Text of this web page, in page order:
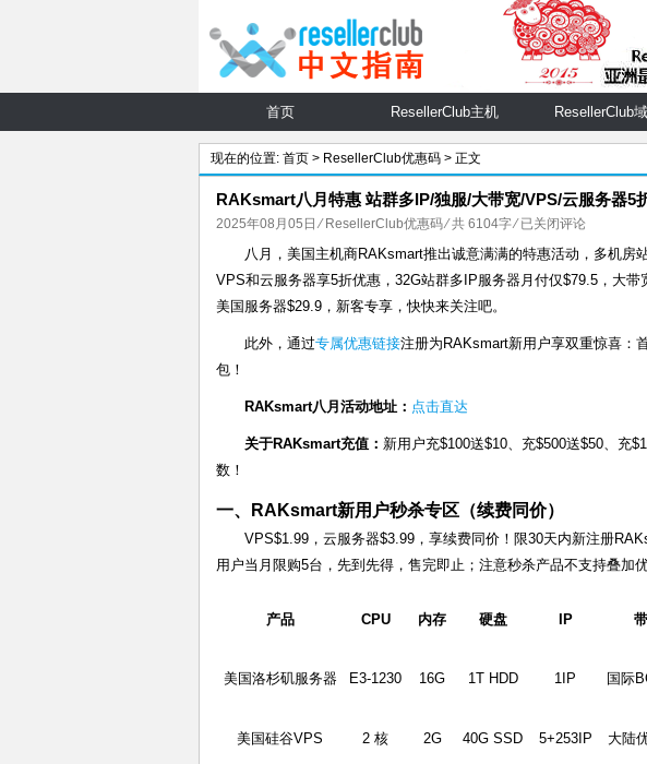
首页 ResellerClub主机 ResellerClub
现在的位置: 首页 > ResellerClub优惠码 > 正文
RAKsmart八月特惠 站群多IP/独服/大带宽/VPS/云服务器5
2025年08月05日 ⁄ ResellerClub优惠码⁄ 共 6104字⁄RAKsmart
八
月
站
独
带
宽/VPS/
云
已关闭评论
八月，美国主机商RAKsmart推出诚意满满的特惠活动，多机房
VPS和云服务器享5折优惠，32G站群多IP服务器月付仅$79.5，大
美国服务器$29.9，新客专享，快快来关注吧。
此外，通过专属优惠链接注册为RAKsmart新用户享双重惊喜：
包！
RAKsmart八月活动地址： 点击直达
关于RAKsmart充值： 新用户充$100送$10、充$500送$50、充
数！
一、RAKsmart新用户秒杀专区（续费同价）
VPS$1.99，云服务器$3.99，享续费同价！限30天内新注册
用户当月限购5台，先到先得，售完即止；注意秒杀产品不支持叠加优
产品 CPU 内存 硬盘 IP
美国洛杉矶服务器 E3-1230 16G 1T HDD 1IP 国际
美国硅谷VPS 2 核 2G 40G SSD 5+253IP 大陆